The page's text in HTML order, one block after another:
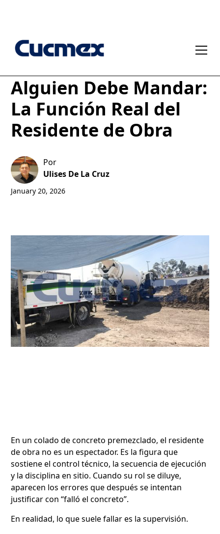
Alguien Debe Mandar:
La Función Real del
Residente de Obra
Por
Ulises De La Cruz
January 20, 2026
En un colado de concreto premezclado, el residente
de obra no es un espectador. Es la figura que
sostiene el control técnico, la secuencia de ejecución
y la disciplina en sitio. Cuando su rol se diluye,
aparecen los errores que después se intentan
justificar con “falló el concreto”.
En realidad, lo que suele fallar es la supervisión.